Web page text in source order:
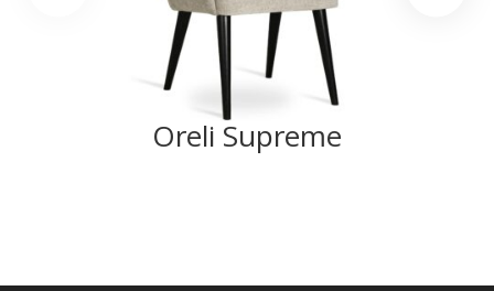
Oreli Supreme